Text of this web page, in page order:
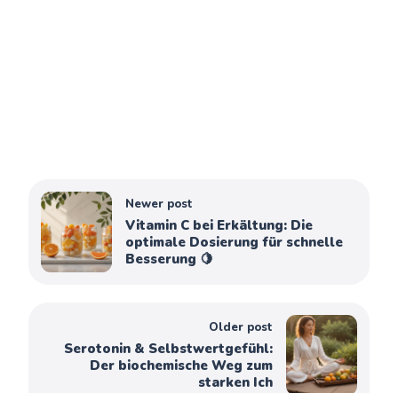
Newer post
Vitamin C bei Erkältung: Die
optimale Dosierung für schnelle
Besserung 🍋
Older post
Serotonin & Selbstwertgefühl:
Der biochemische Weg zum
starken Ich